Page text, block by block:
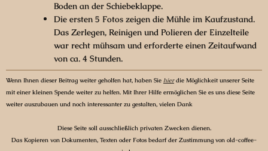
Boden an der Schiebeklappe.
Die ersten 5 Fotos zeigen die Mühle im Kaufzustand.
Das Zerlegen, Reinigen und Polieren der Einzelteile
war recht mühsam und erforderte einen Zeitaufwand
von ca. 4 Stunden.
Wenn Ihnen dieser Beitrag weiter geholfen hat, haben Sie hierdie Möglichkeit unserer Seite
mit einer kleinen Spende weiter zu helfen. Mit Ihrer Hilfe ermöglichen Sie es uns diese Seite
weiter auszubauen und noch interessanter zu gestalten, vielen Dank
Diese Seite soll ausschließlich privaten Zwecken dienen.
Das Kopieren von Dokumenten, Texten oder Fotos bedarf der Zustimmung von old-coffee-